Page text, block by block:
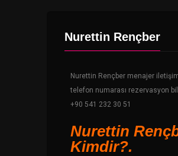
Nurettin Rençber
Nurettin Rençber menajer
telefon numarası rezervasyon
+90 541 232 30 51
Nurettin
Kimdir?.